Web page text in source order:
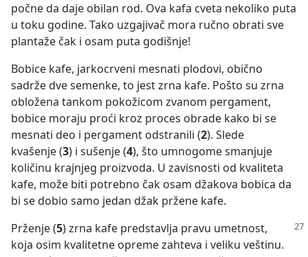
počne da daje obilan rod. Ova kafa cveta nekoliko puta
u toku godine. Tako uzgajivač mora ručno obrati sve
plantaže čak i osam puta godišnje!
Bobice kafe, jarkocrveni mesnati plodovi, obično
sadrže dve semenke, to jest zrna kafe. Pošto su zrna
obložena tankom pokožicom zvanom pergament,
bobice moraju proći kroz proces obrade kako bi se
mesnati deo i pergament odstranili (2). Slede
kvašenje (3) i sušenje (4), što umnogome smanjuje
količinu krajnjeg proizvoda. U zavisnosti od kvaliteta
kafe, može biti potrebno čak osam džakova bobica da
bi se dobio samo jedan džak pržene kafe.
Prženje (5) zrna kafe predstavlja pravu umetnost,
koja osim kvalitetne opreme zahteva i veliku veštinu.